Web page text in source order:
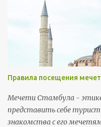
жизни. Так как пост
образовательный, слова
правильными, а не теми
русскоговорящие ставят
так смешны). Первым в
скобках - написание
потом, соответственно,
тараканы бубумаре
(viljušка) - вилка возила
дойка (dojka) - грудь
Правила посещения
Мечети Стамбула -
представить себе
знакомства с его